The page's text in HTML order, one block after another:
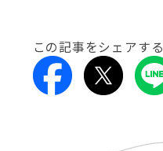
この記事をシェアする